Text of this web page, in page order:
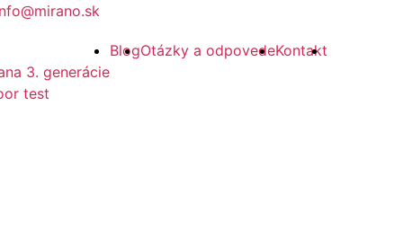
3. generácie
test
BlogOtázky a odpovedeKontakt